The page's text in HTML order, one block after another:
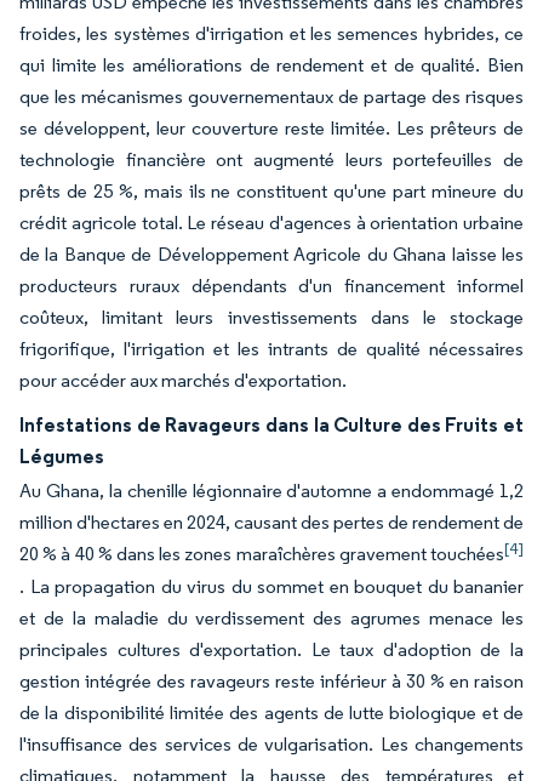
froides, les systèmes d'irrigation et les semences hybrides, ce
qui limite les améliorations de rendement et de qualité. Bien
que les mécanismes gouvernementaux de partage des risques
se développent, leur couverture reste limitée. Les prêteurs de
technologie financière ont augmenté leurs portefeuilles de
prêts de 25 %, mais ils ne constituent qu'une part mineure du
crédit agricole total. Le réseau d'agences à orientation urbaine
de la Banque de Développement Agricole du Ghana laisse les
producteurs ruraux dépendants d'un financement informel
coûteux, limitant leurs investissements dans le stockage
frigorifique, l'irrigation et les intrants de qualité nécessaires
pour accéder aux marchés d'exportation.
Infestations de Ravageurs dans la Culture des Fruits et
Légumes
Au Ghana, la chenille légionnaire d'automne a endommagé 1,2
million d'hectares en 2024, causant des pertes de rendement de
20 % à 40 % dans les zones maraîchères gravement touchées[4]
. La propagation du virus du sommet en bouquet du bananier
et de la maladie du verdissement des agrumes menace les
principales cultures d'exportation. Le taux d'adoption de la
gestion intégrée des ravageurs reste inférieur à 30 % en raison
de la disponibilité limitée des agents de lutte biologique et de
l'insuffisance des services de vulgarisation. Les changements
climatiques, notamment la hausse des températures et